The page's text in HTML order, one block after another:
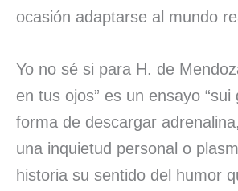
ocasión adaptarse al mundo
Yo no sé si para H. de
en tus ojos” es un ensayo “sui
forma de descargar
una inquietud personal o
historia su sentido del humor